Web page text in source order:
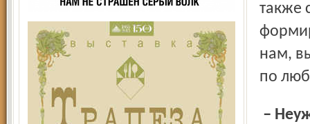
также
нам,
по
– Неужели можно просто прийти и посмотреть результат